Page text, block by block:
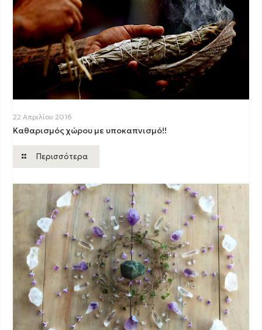
22 Απριλίου 2016
Καθαρισμός χώρου με υποκαπνισμό!!
Περισσότερα